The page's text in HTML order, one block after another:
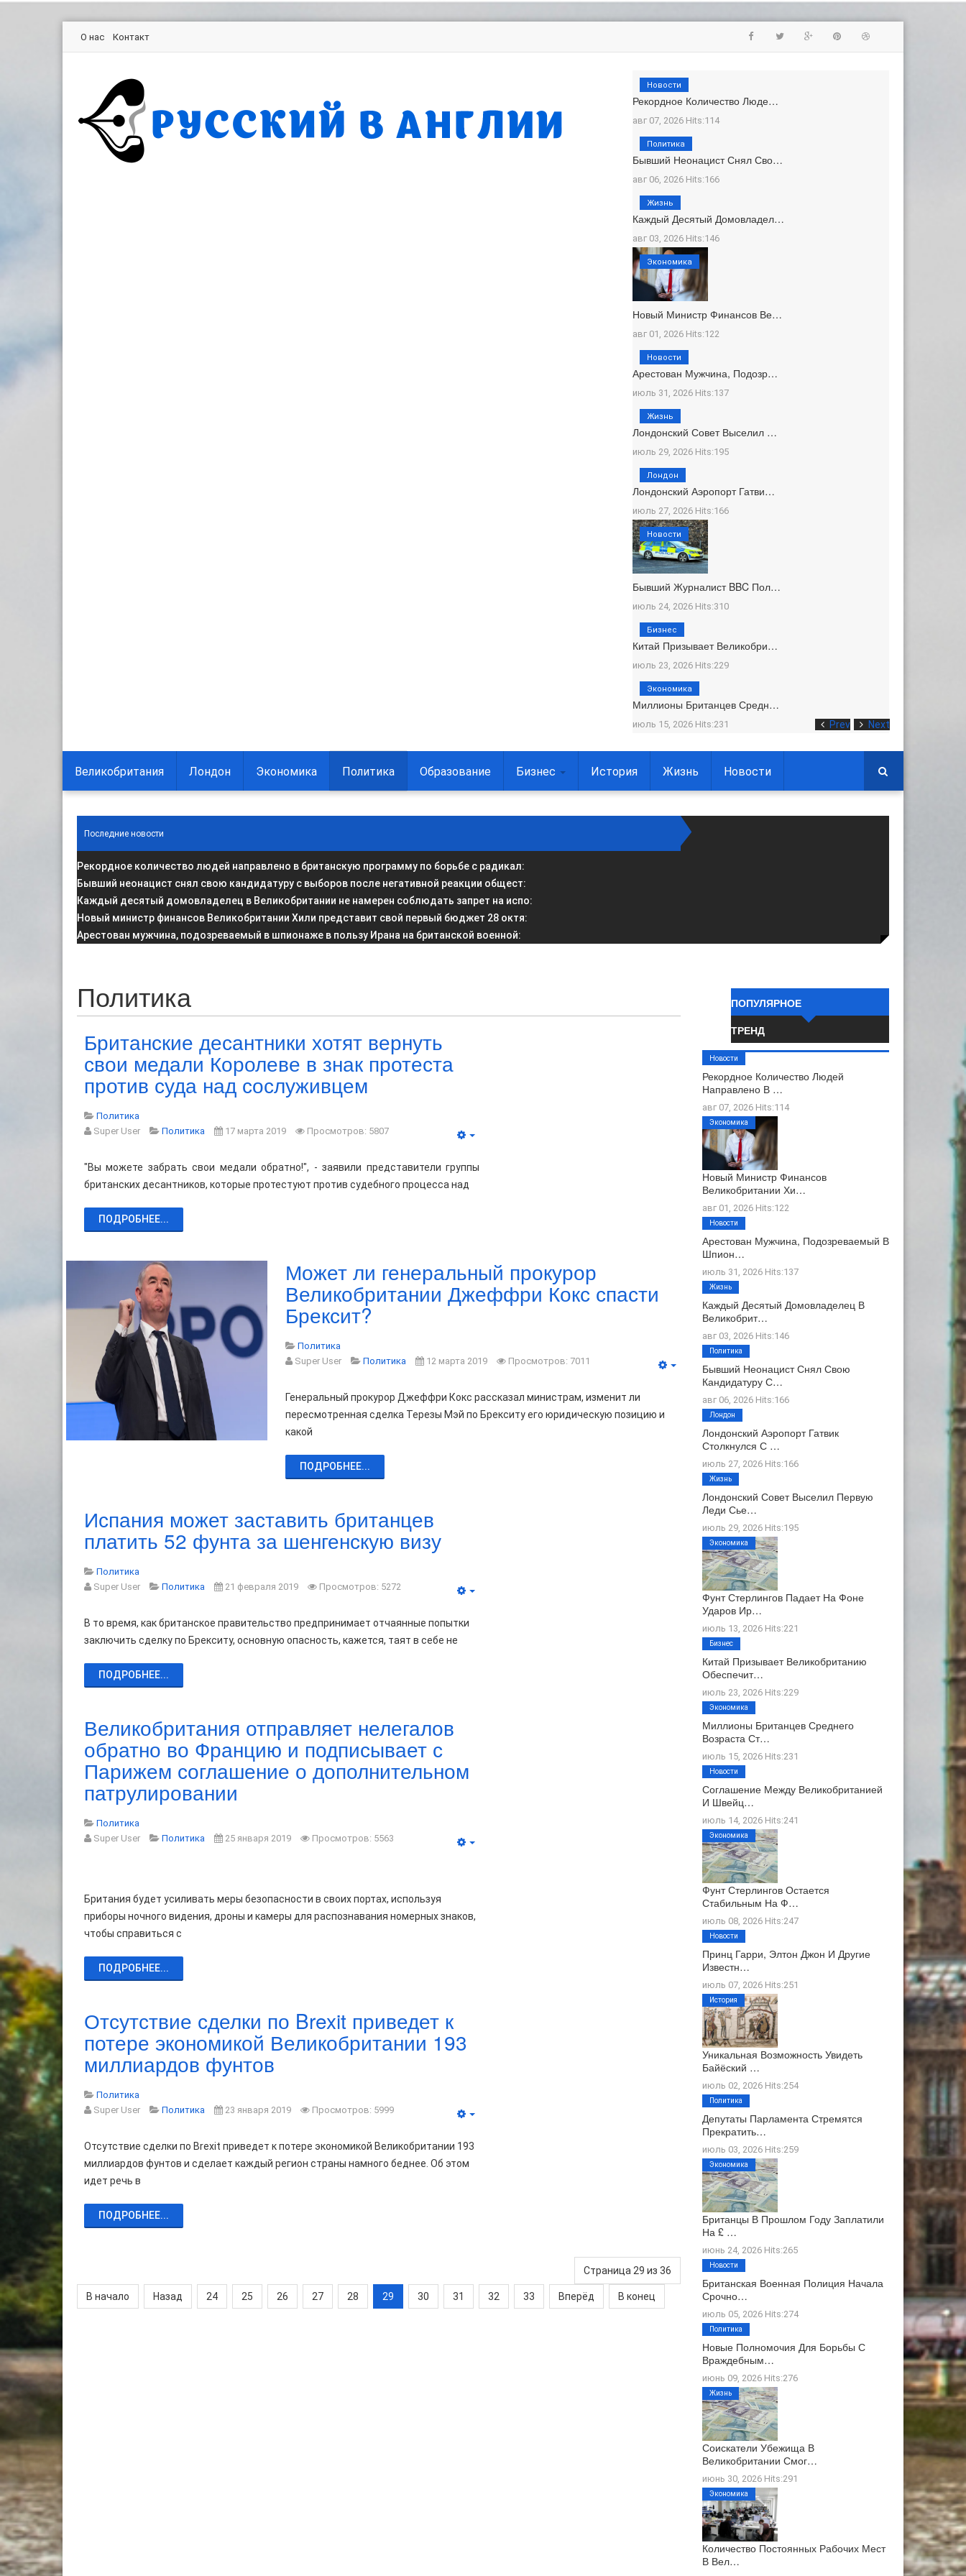
О нас Контакт
Prev Next
Рекордное Количество Люде…
авг 07, 2026 Hits:114
Новости
Бывший Неонацист Снял Сво…
авг 06, 2026 Hits:166
Политика
Каждый Десятый Домовладел…
авг 03, 2026 Hits:146
Жизнь
Новый Министр Финансов Ве…
авг 01, 2026 Hits:122
Экономика
Арестован Мужчина, Подозр…
июль 31, 2026 Hits:137
Новости
Лондонский Совет Выселил …
июль 29, 2026 Hits:195
Жизнь
Лондонский Аэропорт Гатви…
июль 27, 2026 Hits:166
Лондон
Бывший Журналист BBC Пол…
июль 24, 2026 Hits:310
Новости
Китай Призывает Великобри…
июль 23, 2026 Hits:229
Бизнес
Миллионы Британцев Средн…
июль 15, 2026 Hits:231
Экономика
Великобритания Лондон Экономика Политика Образование Бизнес История Жизнь Новости
Последние новости
Рекордное количество людей направлено в британскую программу по борьбе с радикал:
Бывший неонацист снял свою кандидатуру с выборов после негативной реакции общест:
Каждый десятый домовладелец в Великобритании не намерен соблюдать запрет на испо:
Новый министр финансов Великобритании Хили представит свой первый бюджет 28 октя:
Арестован мужчина, подозреваемый в шпионаже в пользу Ирана на британской военной:
Политика
Британские десантники хотят вернуть
свои медали Королеве в знак протеста
против суда над сослуживцем
Политика
Super User
Политика 17 марта 2019 Просмотров: 5807
"Вы можете забрать свои медали обратно!", - заявили представители группы
британских десантников, которые протестуют против судебного процесса над
ПОДРОБНЕЕ...
Может ли генеральный прокурор
Великобритании Джеффри Кокс спасти
Брексит?
Политика
Super User
Политика 12 марта 2019 Просмотров: 7011
Генеральный прокурор Джеффри Кокс рассказал министрам, изменит ли
пересмотренная сделка Терезы Мэй по Брекситу его юридическую позицию и
какой
ПОДРОБНЕЕ...
Испания может заставить британцев
платить 52 фунта за шенгенскую визу
Политика
Super User
Политика 21 февраля 2019 Просмотров: 5272
В то время, как британское правительство предпринимает отчаянные попытки
заключить сделку по Брекситу, основную опасность, кажется, таят в себе не
ПОДРОБНЕЕ...
Великобритания отправляет нелегалов
обратно во Францию и подписывает с
Парижем соглашение о дополнительном
патрулировании
Политика
Super User
Политика 25 января 2019 Просмотров: 5563
Британия будет усиливать меры безопасности в своих портах, используя
приборы ночного видения, дроны и камеры для распознавания номерных знаков,
чтобы справиться с
ПОДРОБНЕЕ...
Отсутствие сделки по Brexit приведет к
потере экономикой Великобритании 193
миллиардов фунтов
Политика
Super User
Политика 23 января 2019 Просмотров: 5999
Отсутствие сделки по Brexit приведет к потере экономикой Великобритании 193
миллиардов фунтов и сделает каждый регион страны намного беднее. Об этом
идет речь в
ПОДРОБНЕЕ...
Страница 29 из 36
В начало Назад 24 25 26 27 28 29 30 31 32 33 Вперёд В конец
ПОПУЛЯРНОЕ
ТРЕНД
Рекордное Количество Людей
Направлено В …
авг 07, 2026 Hits:114
Новости
Новый Министр Финансов
Великобритании Хи…
авг 01, 2026 Hits:122
Экономика
Арестован Мужчина, Подозреваемый В
Шпион…
июль 31, 2026 Hits:137
Новости
Каждый Десятый Домовладелец В
Великобрит…
авг 03, 2026 Hits:146
Жизнь
Бывший Неонацист Снял Свою
Кандидатуру С…
авг 06, 2026 Hits:166
Политика
Лондонский Аэропорт Гатвик
Столкнулся С …
июль 27, 2026 Hits:166
Лондон
Лондонский Совет Выселил Первую
Леди Сье…
июль 29, 2026 Hits:195
Жизнь
Фунт Стерлингов Падает На Фоне
Ударов Ир…
июль 13, 2026 Hits:221
Экономика
Китай Призывает Великобританию
Обеспечит…
июль 23, 2026 Hits:229
Бизнес
Миллионы Британцев Среднего
Возраста Ст…
июль 15, 2026 Hits:231
Экономика
Соглашение Между Великобританией
И Швейц…
июль 14, 2026 Hits:241
Новости
Фунт Стерлингов Остается
Стабильным На Ф…
июль 08, 2026 Hits:247
Экономика
Принц Гарри, Элтон Джон И Другие
Известн…
июль 07, 2026 Hits:251
Новости
Уникальная Возможность Увидеть
Байёский …
июль 02, 2026 Hits:254
История
Депутаты Парламента Стремятся
Прекратить…
июль 03, 2026 Hits:259
Политика
Британцы В Прошлом Году Заплатили
На £ …
июнь 24, 2026 Hits:265
Экономика
Британская Военная Полиция Начала
Срочно…
июль 05, 2026 Hits:274
Новости
Новые Полномочия Для Борьбы С
Враждебным…
июнь 09, 2026 Hits:276
Политика
Соискатели Убежища В
Великобритании Смог…
июнь 30, 2026 Hits:291
Жизнь
Количество Постоянных Рабочих Мест
В Вел…
Экономика